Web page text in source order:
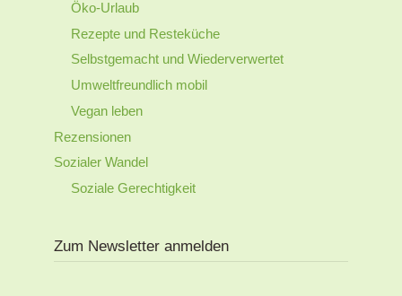
Öko-Urlaub
Rezepte und Resteküche
Selbstgemacht und Wiederverwertet
Umweltfreundlich mobil
Vegan leben
Rezensionen
Sozialer Wandel
Soziale Gerechtigkeit
Zum Newsletter anmelden